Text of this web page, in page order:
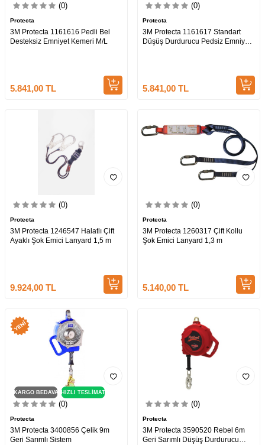
(0)
Protecta
3M Protecta 1161616 Pedli Bel
Desteksiz Emniyet Kemeri M/L
5.841,00 TL
(0)
Protecta
3M Protecta 1161617 Standart
Düşüş Durdurucu Pedsiz Emniyet
5.841,00 TL
(0)
Protecta
3M Protecta 1246547 Halatlı Çift
Ayaklı Şok Emici Lanyard 1,5 m
9.924,00 TL
(0)
Protecta
3M Protecta 1260317 Çift Kollu
Şok Emici Lanyard 1,3 m
5.140,00 TL
KARGO BEDAVA HIZLI TESLİMAT
(0)
Protecta
3M Protecta 3400856 Çelik 9m
Geri Sarımlı Sistem
(0)
Protecta
3M Protecta 3590520 Rebel 6m
Geri Sarımlı Düşüş Durdurucu